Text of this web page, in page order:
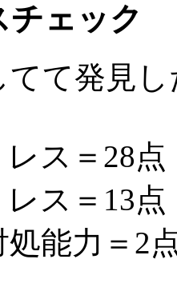
チェック
てて発見
ス＝28点
ス＝13点
能力＝2